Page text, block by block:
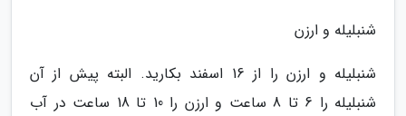
شنبلیله و ارزن
شنبلیله و ارزن را از 16 اسفند بکارید. البته پیش از آن
شنبلیله را 6 تا 8 ساعت و ارزن را 10 تا 18 ساعت در آب